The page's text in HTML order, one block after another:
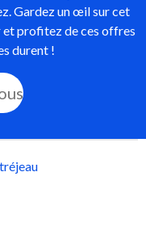
Gardez un œil sur cet
et profitez de ces offres
durent !